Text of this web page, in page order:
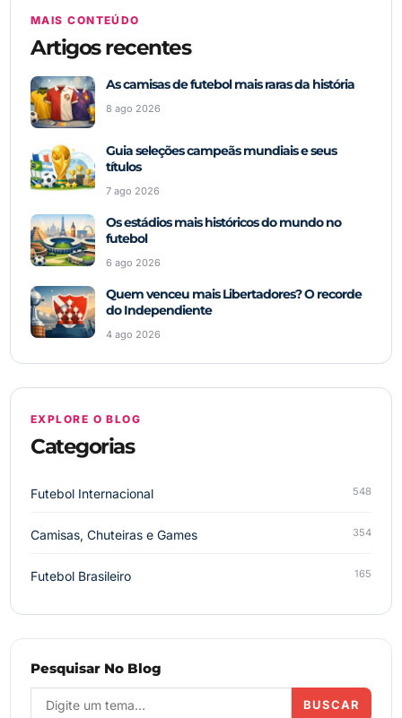
MAIS CONTEÚDO
Artigos recentes
As camisas de futebol mais raras da história
8 ago 2026
Guia seleções campeãs mundiais e seus
títulos
7 ago 2026
Os estádios mais históricos do mundo no
futebol
6 ago 2026
Quem venceu mais Libertadores? O recorde
do Independiente
4 ago 2026
EXPLORE O BLOG
Categorias
Futebol Internacional 548
Camisas, Chuteiras e Games 354
Futebol Brasileiro 165
Pesquisar No Blog
BUSCAR